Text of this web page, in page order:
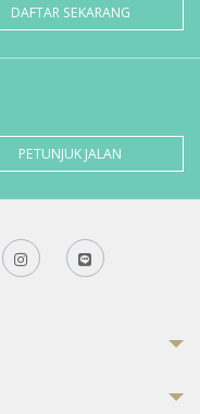
DAFTAR SEKARANG
PETUNJUK JALAN